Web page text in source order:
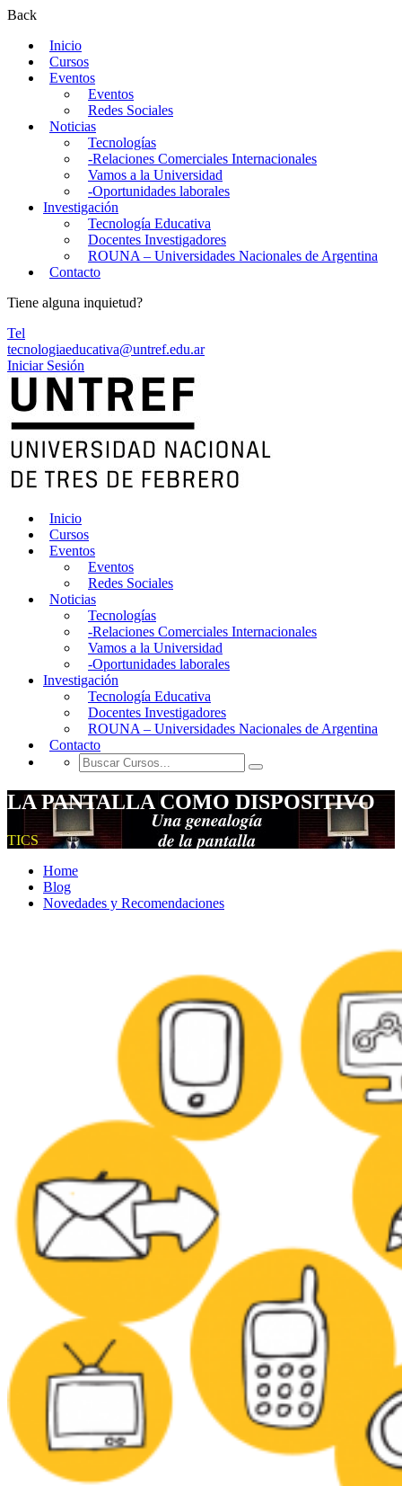
Back
Inicio
Cursos
Eventos
Eventos
Redes Sociales
Noticias
Tecnologías
-Relaciones Comerciales Internacionales
Vamos a la Universidad
-Oportunidades laborales
Investigación
Tecnología Educativa
Docentes Investigadores
ROUNA – Universidades Nacionales de Argentina
Contacto
Tiene alguna inquietud?
Tel
tecnologiaeducativa@untref.edu.ar
Iniciar Sesión
Inicio
Cursos
Eventos
Eventos
Redes Sociales
Noticias
Tecnologías
-Relaciones Comerciales Internacionales
Vamos a la Universidad
-Oportunidades laborales
Investigación
Tecnología Educativa
Docentes Investigadores
ROUNA – Universidades Nacionales de Argentina
Contacto
LA PANTALLA COMO DISPOSITIVO
TICS
Home
Blog
Novedades y Recomendaciones